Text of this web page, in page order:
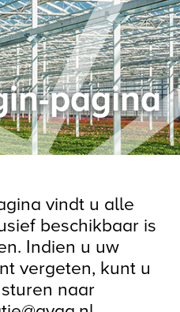
pagina
vindt u alle
beschikbaar is
Indien u uw
vergeten, kunt u
naar